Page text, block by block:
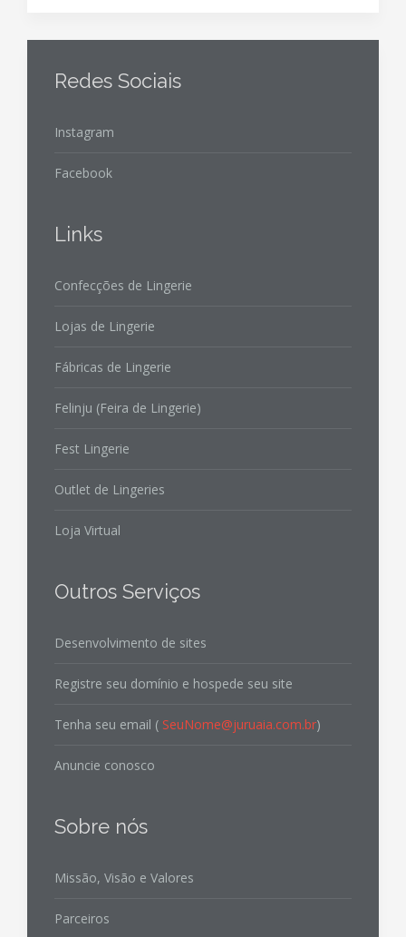
Redes Sociais
Instagram
Facebook
Links
Confecções de Lingerie
Lojas de Lingerie
Fábricas de Lingerie
Felinju (Feira de Lingerie)
Fest Lingerie
Outlet de Lingeries
Loja Virtual
Outros Serviços
Desenvolvimento de sites
Registre seu domínio e hospede seu site
Tenha seu email ( SeuNome@juruaia.com.br)
Anuncie conosco
Sobre nós
Missão, Visão e Valores
Parceiros